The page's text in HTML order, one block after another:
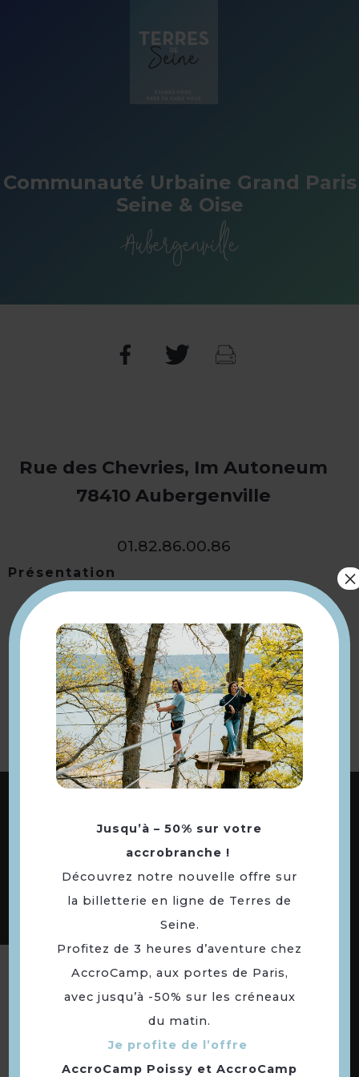
Communauté Urbaine Grand Paris
Seine & Oise
Aubergenville
Rue des Chevries, Im Autoneum
78410 Aubergenville
01.82.86.00.86
Présentation
Retourner
à la sélection
ABONNEZ-VOUS À NOTRE NEWSLETTER
DE NOTRE TERRITOIRE
Suivez-nous
Jusqu’à – 50% sur votre
accrobranche !
Découvrez notre nouvelle offre sur
la billetterie en ligne de Terres de
Seine.
Profitez de 3 heures d’aventure chez
AccroCamp, aux portes de Paris,
avec jusqu’à -50% sur les créneaux
du matin.
Je profite de l’offre
AccroCamp Poissy et AccroCamp
×